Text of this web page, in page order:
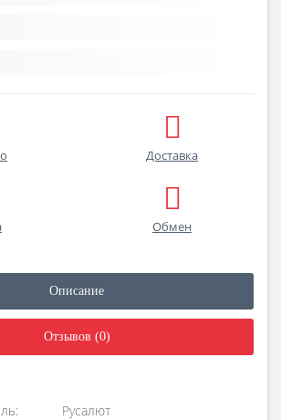
Доставка
Обмен
Описание
Отзывов (0)
Русалют